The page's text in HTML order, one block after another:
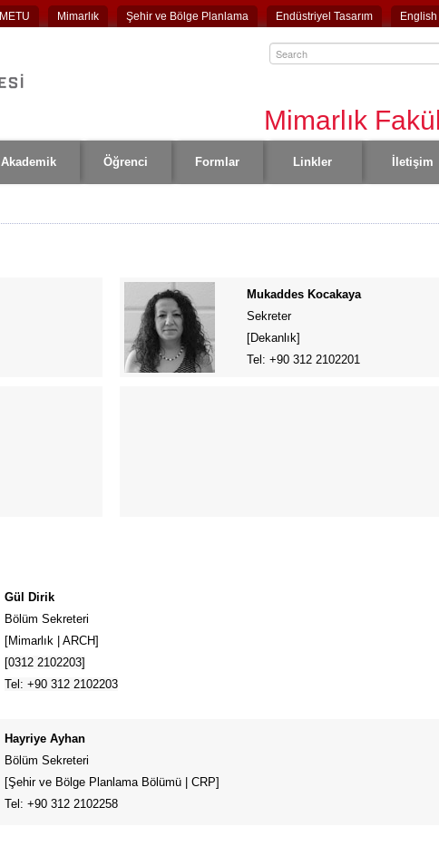
METU Mimarlık Şehir ve Bölge Planlama Endüstriyel Tasarım English
Mimarlık
Akademik Öğrenci Formlar Linkler İletişim
Mukaddes Kocakaya
Sekreter
[Dekanlık]
Tel: +90 312 2102201
Gül Dirik
Bölüm Sekreteri
[Mimarlık | ARCH]
[0312 2102203]
Tel: +90 312 2102203
Hayriye Ayhan
Bölüm Sekreteri
[Şehir ve Bölge Planlama Bölümü | CRP]
Tel: +90 312 2102258